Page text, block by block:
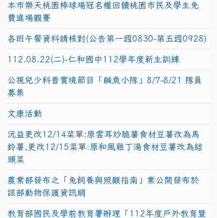
本市樂天桃園棒球場冠名權回饋桃園市民及學生免
費進場觀賽
各班午餐資料請核對(公告第一週0830-第五週0928)
112.08.22(二)-仁和國中112學年度新生訓練
公視兒少科普實境節目「鹹魚小隊」8/7-8/21 隊員
募集
文康活動
沅益更改12/14菜單:原雲耳炒脆薯食材豆薯改為馬
鈴薯,更改12/15菜單:原和風雞丁湯食材豆薯改為結
頭菜
農業部發布之「兔飼養與照顧指南」業公開發布於
該部動物保護資訊網
教育部國民及學前教育署辦理「112年度戶外教育暨